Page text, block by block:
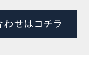
せはコチラ